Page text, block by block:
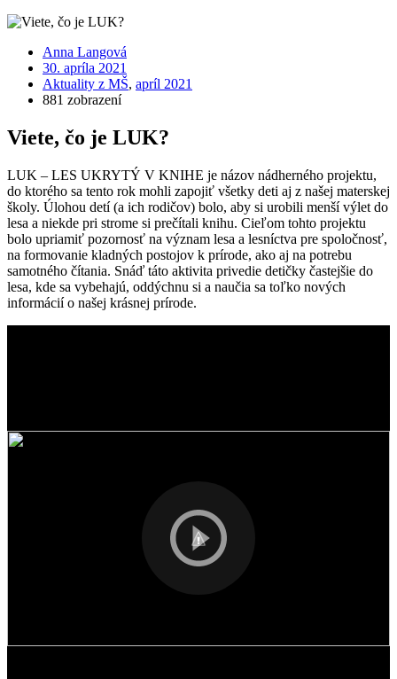
Anna Langová
30. apríla 2021
Aktuality z MŠ, apríl 2021
881 zobrazení
Viete, čo je LUK?
LUK – LES UKRYTÝ V KNIHE je názov nádherného projektu,
do ktorého sa tento rok mohli zapojiť všetky deti aj z našej materskej
školy. Úlohou detí (a ich rodičov) bolo, aby si urobili menší výlet do
lesa a niekde pri strome si prečítali knihu. Cieľom tohto projektu
bolo upriamiť pozornosť na význam lesa a lesníctva pre spoločnosť,
na formovanie kladných postojov k prírode, ako aj na potrebu
samotného čítania. Snáď táto aktivita privedie detičky častejšie do
lesa, kde sa vybehajú, oddýchnu si a naučia sa toľko nových
informácií o našej krásnej prírode.